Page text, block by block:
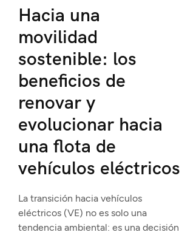
Hacia una
movilidad
sostenible: los
beneficios de
renovar y
evolucionar hacia
una flota de
vehículos eléctricos
La transición hacia vehículos
eléctricos (VE) no es solo una
tendencia ambiental: es una decisión